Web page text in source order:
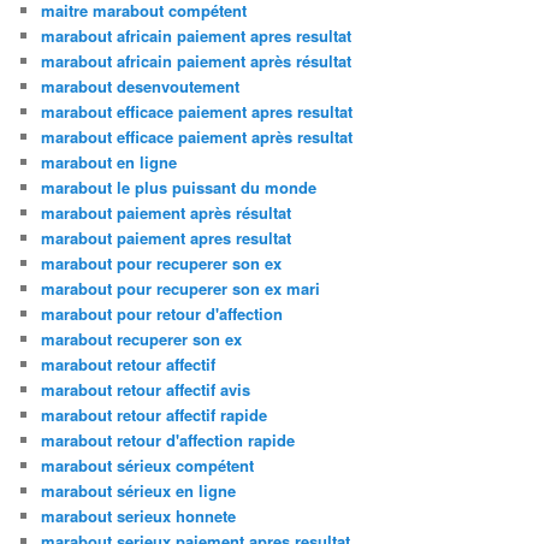
maitre marabout compétent
marabout africain paiement apres resultat
marabout africain paiement après résultat
marabout desenvoutement
marabout efficace paiement apres resultat
marabout efficace paiement après resultat
marabout en ligne
marabout le plus puissant du monde
marabout paiement après résultat
marabout paiement apres resultat
marabout pour recuperer son ex
marabout pour recuperer son ex mari
marabout pour retour d'affection
marabout recuperer son ex
marabout retour affectif
marabout retour affectif avis
marabout retour affectif rapide
marabout retour d'affection rapide
marabout sérieux compétent
marabout sérieux en ligne
marabout serieux honnete